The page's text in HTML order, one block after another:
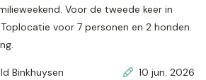
Voor de tweede keer in
voor 7 personen en 2 honden.
Binkhuysen 10 jun. 2026